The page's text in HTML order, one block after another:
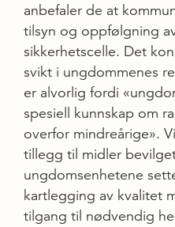
anbefaler de at
tilsyn og oppfølgning
sikkerhetscelle. Det
svikt i ungdommenes
er alvorlig fordi
spesiell kunnskap om
overfor mindreårige».
tillegg til midler
ungdomsenhetene
kartlegging av kvalitet
tilgang til nødvendig